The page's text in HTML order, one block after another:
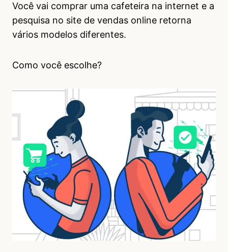
Você vai comprar uma cafeteira na internet e a
pesquisa no site de vendas online retorna
vários modelos diferentes.
Como você escolhe?